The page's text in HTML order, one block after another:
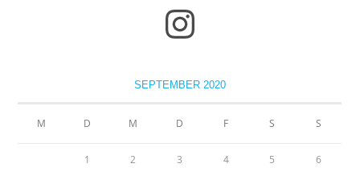
SEPTEMBER 2020
M D M D F S S
1 2 3 4 5 6